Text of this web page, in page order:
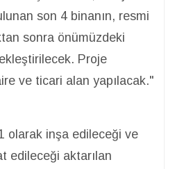
son 4 binanın, resmi
sonra önümüzdeki
Proje
ve ticari alan yapılacak."
olarak inşa edileceği ve
edileceği aktarılan